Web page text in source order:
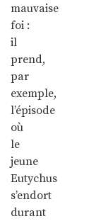
mauvaise
foi :
il
prend,
par
exemple,
l’épisode
où
le
jeune
Eutychus
s’endort
durant